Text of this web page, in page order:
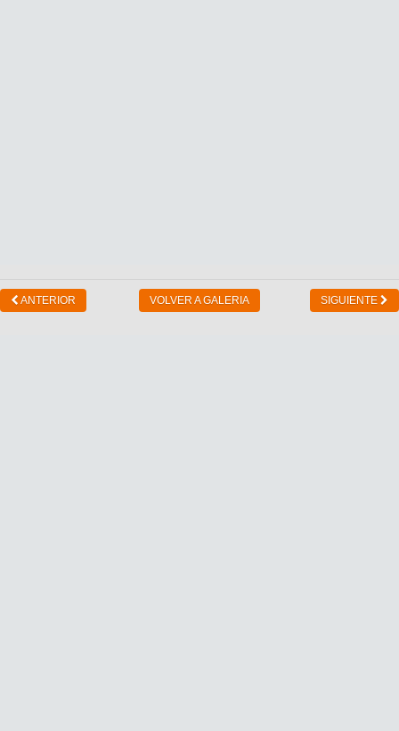
ANTERIOR VOLVER A GALERIA SIGUIENTE